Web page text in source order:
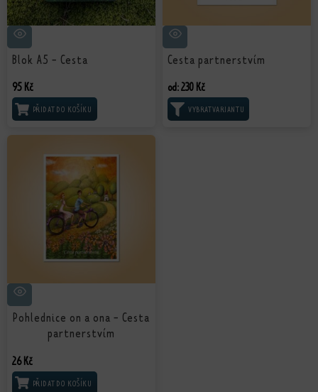
Blok A5 - Cesta
95 Kč
PŘIDAT DO KOŠÍKU
Cesta partnerstvím
od:230 Kč
VÝBĚR MOŽNOSTÍ
Pohlednice on a ona - Cesta
partnerstvím
26 Kč
PŘIDAT DO KOŠÍKU